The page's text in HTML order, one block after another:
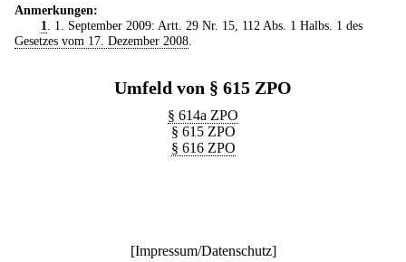
Anmerkungen:
1
. 1. September 2009: Artt. 29 Nr. 15, 112 Abs. 1 Halbs. 1 des
Gesetzes vom 17. Dezember 2008
Umfeld von § 615 ZPO
§ 614a ZPO
§ 615 ZPO
§ 616 ZPO
[Impressum/Datenschutz]